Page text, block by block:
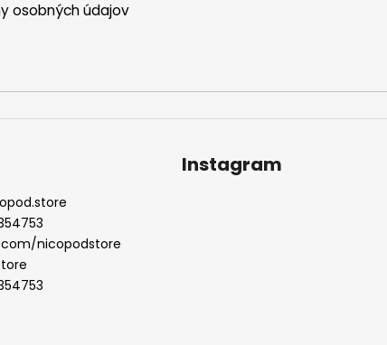
osobných údajov
nicopodstore
Instagram